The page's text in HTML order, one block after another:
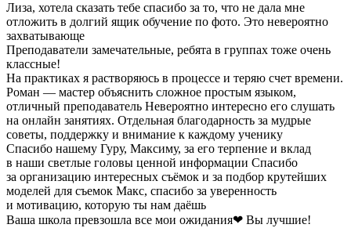
Лиза, хотела сказать тебе спасибо за то, что не дала мне
отложить в долгий ящик обучение по фото. Это невероятно
захватывающе
Преподаватели замечательные, ребята в группах тоже очень
классные!
На практиках я растворяюсь в процессе и теряю счет времени.
Роман — мастер объяснить сложное простым языком,
отличный преподаватель Невероятно интересно его слушать
на онлайн занятиях. Отдельная благодарность за мудрые
советы, поддержку и внимание к каждому ученику
Спасибо нашему Гуру, Максиму, за его терпение и вклад
в наши светлые головы ценной информации Спасибо
за организацию интересных съёмок и за подбор крутейших
моделей для съемок Макс, спасибо за уверенность
и мотивацию, которую ты нам даёшь
Ваша школа превзошла все мои ожидания❤ Вы лучшие!